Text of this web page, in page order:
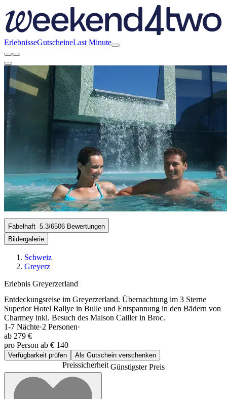
ErlebnisseGutscheineLast Minute
Fabelhaft 5.3/6506 Bewertungen
Bildergalerie
Schweiz
Greyerz
Erlebnis Greyerzerland
Entdeckungsreise im Greyerzerland. Übernachtung im 3 Sterne
Superior Hotel Rallye in Bulle und Entspannung in den Bädern von
Charmey inkl. Besuch des Maison Cailler in Broc.
1-7 Nächte·2 Personen·
ab 279 €
pro Person ab € 140
Verfügbarkeit prüfen Als Gutschein verschenken
PreissicherheitGünstigster Preis